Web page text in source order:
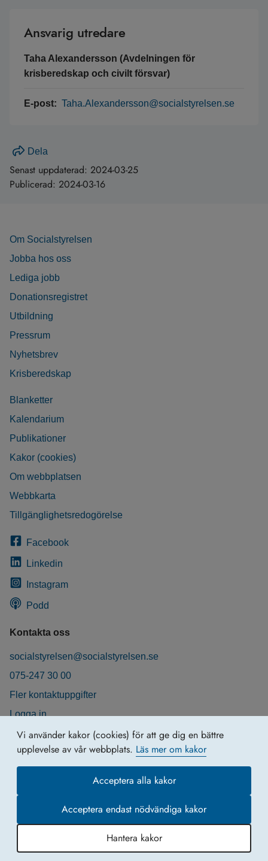
Vi använder kakor (cookies) för att ge dig en bättre
upplevelse av vår webbplats. Läs mer om kakor
Acceptera alla kakor
Acceptera endast nödvändiga kakor
Hantera kakor
Ansvarig utredare
Taha Alexandersson (Avdelningen för
krisberedskap och civilt försvar)
E-post: Taha.Alexandersson@socialstyrelsen.se
Dela
Senast uppdaterad: 2024-03-25
Publicerad: 2024-03-16
Om Socialstyrelsen
Jobba hos oss
Lediga jobb
Donationsregistret
Utbildning
Pressrum
Nyhetsbrev
Krisberedskap
Blanketter
Kalendarium
Publikationer
Kakor (cookies)
Om webbplatsen
Webbkarta
Tillgänglighetsredogörelse
Facebook
Linkedin
Instagram
Podd
Kontakta oss
socialstyrelsen@socialstyrelsen.se
075-247 30 00
Fler kontaktuppgifter
Logga in
Behandling av personuppgifter